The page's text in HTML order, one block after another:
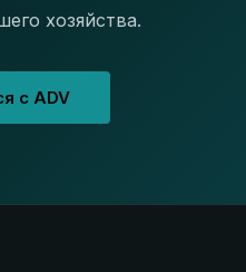
хозяйства.
с ADV